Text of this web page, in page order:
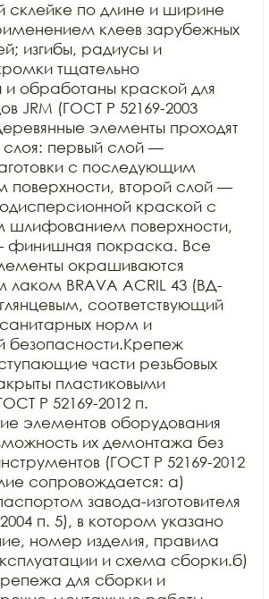
склейке по длине и ширине
клеев зарубежных
изгибы, радиусы и
тщательно
обработаны краской для
JRM (ГОСТ Р 52169-2003
элементы проходят
слоя: первый слой —
с последующим
второй слой —
краской с
поверхности,
финишная покраска. Все
окрашиваются
лаком BRAVA ACRIL 43 (ВД-
соответствующий
норм и
безопасности.Крепеж
части резьбовых
пластиковыми
Р 52169-2012 п.
элементов оборудования
их демонтажа без
(ГОСТ Р 52169-2012
сопровождается: а)
завода-изготовителя
п. 5), в котором указано
номер изделия, правила
и схема сборки.б)
для сборки и